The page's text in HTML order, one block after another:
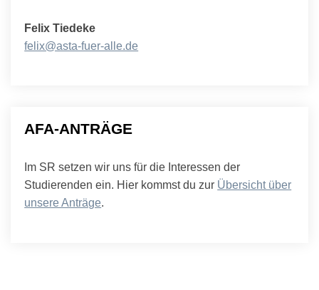
Felix Tiedeke
felix@asta-fuer-alle.de
AFA-ANTRÄGE
Im SR setzen wir uns für die Interessen der
Studierenden ein. Hier kommst du zur Übersicht über
unsere Anträge.